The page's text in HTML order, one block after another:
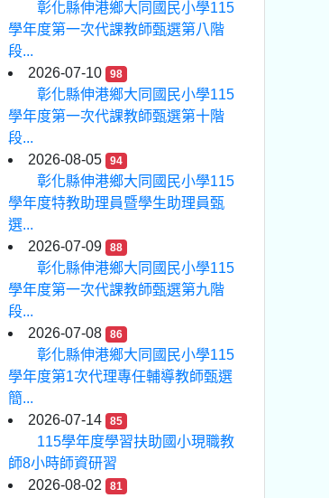
彰化縣伸港鄉大同國民小學115
學年度第一次代課教師甄選第八階
段...
2026-07-10
98
彰化縣伸港鄉大同國民小學115
學年度第一次代課教師甄選第十階
段...
2026-08-05
94
彰化縣伸港鄉大同國民小學115
學年度特教助理員暨學生助理員甄
選...
2026-07-09
88
彰化縣伸港鄉大同國民小學115
學年度第一次代課教師甄選第九階
段...
2026-07-08
86
彰化縣伸港鄉大同國民小學115
學年度第1次代理專任輔導教師甄選
簡...
2026-07-14
85
115學年度學習扶助國小現職教
師8小時師資研習
2026-08-02
81